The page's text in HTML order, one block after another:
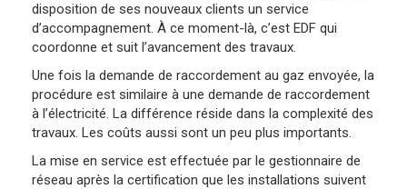
disposition de ses nouveaux clients un service
d’accompagnement. À ce moment-là, c’est EDF qui
coordonne et suit l’avancement des travaux.
Une fois la demande de raccordement au gaz envoyée, la
procédure est similaire à une demande de raccordement
à l’électricité. La différence réside dans la complexité des
travaux. Les coûts aussi sont un peu plus importants.
La mise en service est effectuée par le gestionnaire de
réseau après la certification que les installations suivent